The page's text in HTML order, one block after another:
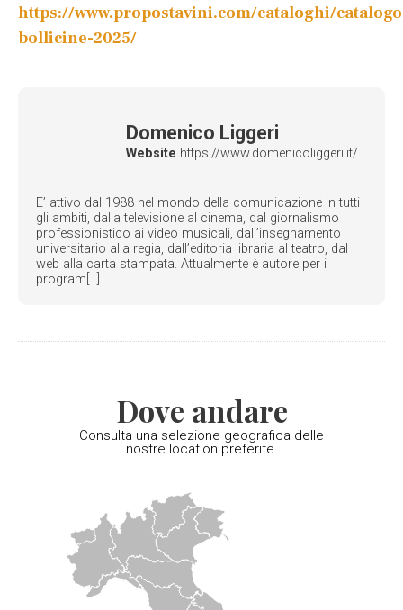
https://www.propostavini.com/cataloghi/
bollicine-2025/
Domenico Liggeri
Website https://www.domenicoliggeri.it/
E’ attivo dal 1988 nel mondo della comunicazione in tutti
gli ambiti, dalla televisione al cinema, dal giornalismo
professionistico ai video musicali, dall’insegnamento
universitario alla regia, dall’editoria libraria al teatro, dal
web alla carta stampata. Attualmente è autore per i
program[...]
Dove andare
Consulta una selezione geografica delle
nostre location preferite.